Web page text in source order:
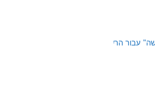
עבור הרשתות החדשות והמיותרות.